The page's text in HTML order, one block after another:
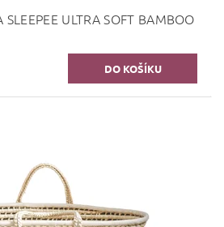
ULTRA SOFT BAMBOO